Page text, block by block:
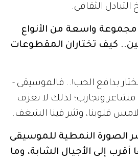
التبادل الثقافي.
واسعة من الأنواع
كيف تختاران المقطوعات
نختار بدافع الحب!.. فالموسيقى -
مشاعر وتجارب؛ لذلك لا نعزف
قلوبنا، وتثير فينا الشغف.
الصورة النمطية للموسيقى
إلى الأجيال الشابة، وما